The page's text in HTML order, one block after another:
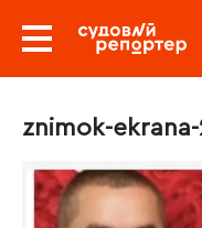
znimok-